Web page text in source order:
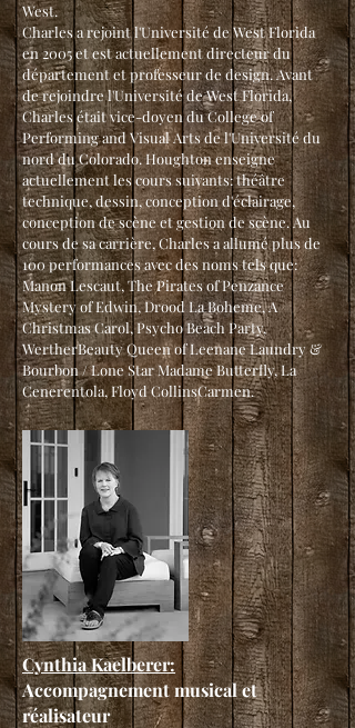
West.
Charles a rejoint l'Université de West Florida
en 2005 et est actuellement directeur du
département et professeur de design. Avant
de rejoindre l'Université de West Florida,
Charles était vice-doyen du College of
Performing and Visual Arts de l'Université du
nord du Colorado. Houghton enseigne
actuellement les cours suivants: théâtre
technique, dessin, conception d'éclairage,
conception de scène et gestion de scène. Au
cours de sa carrière, Charles a allumé plus de
100 performances avec des noms tels que:
Manon Lescaut, The Pirates of Penzance
Mystery of Edwin, Drood La Boheme, A
Christmas Carol, Psycho Beach Party,
WertherBeauty Queen of Leenane Laundry &
Bourbon / Lone Star Madame Butterfly, La
Cenerentola, Floyd CollinsCarmen.
Cynthia Kaelberer:
Accompagnement musical et
réalisateur